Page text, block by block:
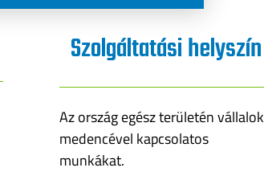
Szolgáltatási helyszín
Az ország egész területén vállalok
medencével kapcsolatos
munkákat.